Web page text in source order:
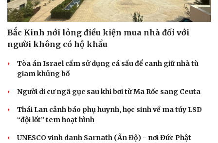
Bắc Kinh nới lỏng điều kiện mua nhà đối với
người không có hộ khẩu
Tòa án Israel cấm sử dụng cá sấu để canh giữ nhà tù
giam khủng bố
Người di cư ngã gục sau khi bơi từ Ma Rốc sang Ceuta
Thái Lan cảnh báo phụ huynh, học sinh về ma túy LSD
“đội lốt” tem hoạt hình
UNESCO vinh danh Sarnath (Ấn Độ) - nơi Đức Phật